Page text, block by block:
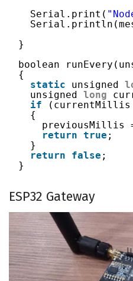
Serial.print(
}
boolean
{
static
unsigned
unsigned long
if
{
previousMillis
return true ;
}
return
false ;
}
ESP32 Gateway